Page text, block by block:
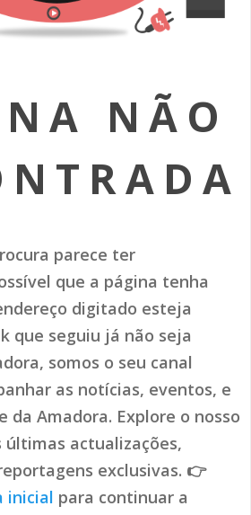
NÃO
parece ter
que a página tenha
digitado esteja
que seguiu já não seja
somos o seu canal
as notícias, eventos, e
da Amadora. Explore o nosso
últimas actualizações,
exclusivas. 👉
inicial para continuar a